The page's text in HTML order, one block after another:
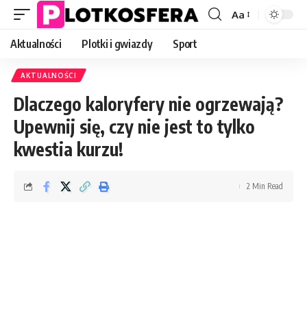
Font
Aa
Aktualności Plotki i gwiazdy Sport
AKTUALNOŚCI
Dlaczego kaloryfery nie ogrzewają?
Upewnij się, czy nie jest to tylko
kwestia kurzu!
2 Min Read